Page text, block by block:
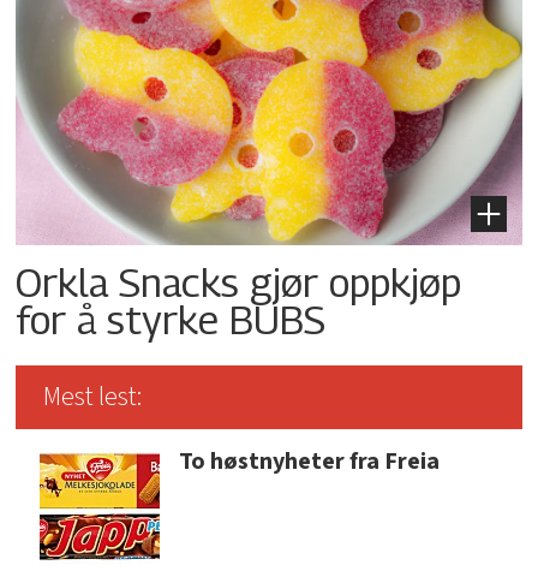
Orkla Snacks gjør oppkjøp
for å styrke BUBS
Mest lest:
To høstnyheter fra Freia